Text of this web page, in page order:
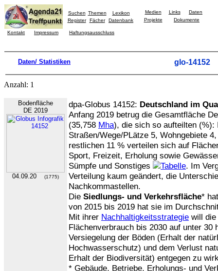
Suchen Themen
Lexikon
Register
Fächer Datenbank
Medien Links
Daten
Projekte
Dokumente
Kontakt Impressum Haftungsausschluss
Daten/ Statistiken glo-14152
Anzahl: 1
Bodenfläche
DE 2019
04.09.20 (1775)
dpa-Globus 14152: Deutschland im
Anfang 2019 betrug die Gesamtfläche
(35,758 Mha), die sich so aufteilten (%):
Straßen/Wege/PLätze 5, Wohngebiete
restlichen 11 % verteilen sich auf
Sport, Freizeit, Erholung sowie
Sümpfe und Sonstiges
. Im
Verteilung kaum geändert, die
Nachkommastellen.
Die Siedlungs- und Verkehrsfläche*
von 2015 bis 2019 hat sie im
Mit ihrer Nachhaltigkeitsstrategie will die
Flächenverbrauch bis 2030 auf unter 30
Versiegelung der Böden (Erhalt der
Hochwasserschutz) und dem Verlust
Erhalt der Biodiversität) entgegen zu
* Gebäude, Betriebe, Erholungs- und